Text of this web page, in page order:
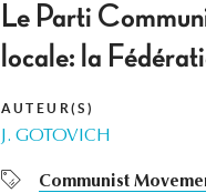
Le Parti
locale: la
AUTEUR(S)
J. GOTOVICH
Communist